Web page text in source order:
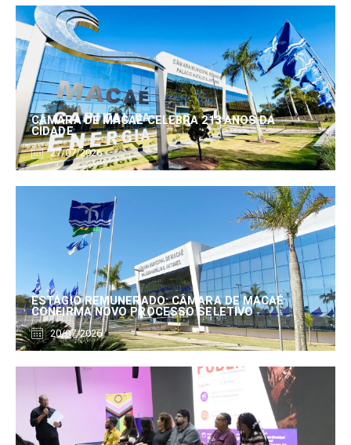
CÂMARA DE MACAÉ CELEBRA 213 ANOS DA
CIDADE
27/07/2026
ESTÁGIO REMUNERADO: CÂMARA DE MACAÉ
CONFIRMA NOVO PROCESSO SELETIVO
20/07/2026